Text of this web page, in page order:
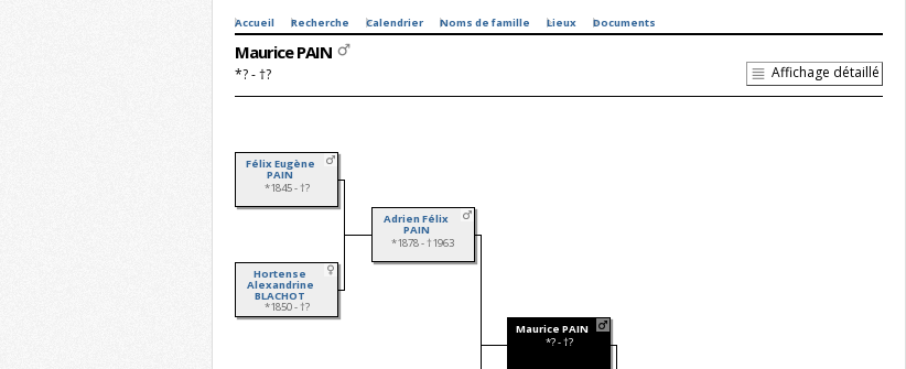
Accueil Recherche Calendrier Noms de famille Lieux Documents
Maurice PAIN
*? - †? Affichage détaillé
Félix Eugène
PAIN
*1845 - †?
Hortense
Alexandrine
BLACHOT
*1850 - †?
Adrien Félix
PAIN
*1878 - †1963
Maurice PAIN
*? - †?